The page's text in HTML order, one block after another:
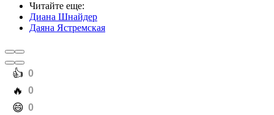
Читайте еще:
Диана Шнайдер
Даяна Ястремская
️👍 0
️🔥 0
️😄 0